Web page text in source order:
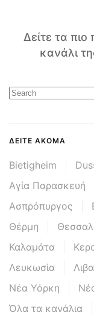
Δείτε τα
κανάλι
ΔΕΊΤΕ ΑΚΌΜΑ
Bietigheim
Αγία Παρασκευή
Ασπρόπυργος
Θέρμη
Καλαμάτα
Λευκωσία
Νέα Υόρκη
Όλα τα κανάλια